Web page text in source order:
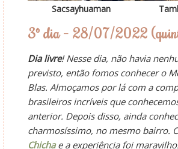
Sacsayhuaman
3º dia – 28/07/2022
Dia livre! Nesse dia, não havia
previsto, então fomos conhecer o
Blas. Almoçamos por lá com a
brasileiros incríveis que
anterior. Depois disso, ainda
charmosíssimo, no mesmo bairro.
Chichae a experiência foi